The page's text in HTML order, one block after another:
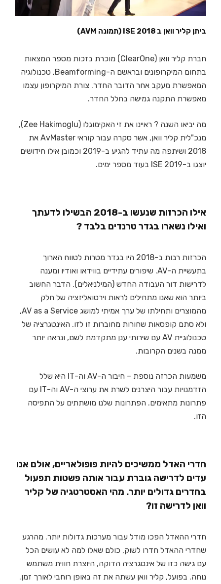
ביתן קליר וואן ב ISE 2018 (תמונה AVM)
חברת קליר וואן (ClearOne) מוכרת בזכות מספר המצאות
בתחום המיקרופונים ובראשם ה-Beamforming, טכנולוגיה
המאפשרת מעקב אחר הדובר החדר. צורת המיקרופון עצמו
מאפשרת התקנה גמישה בחלל החדר.
מה יביאו השנה ? ראיינו את זי האקימוגלו (Zee Hakimoglu),
מנכ"לית קליר וואן, אשר סקרה עבור קוראי AvMaster את
2018 ושיתפה מה עתיד להגיע ב-2019 וכמובן אילו חידושים
יוצגו ב-ISE 2019 בעוד מספר ימים.
אילו הכרזות שנעשו ב-2018 הבשילו לדעתך
ואילו נשארו בגדר טרנדים בלבד ?
הכרזות רבות ב-2018 היו בגדר מטרות לטווח הארוך
בתעשיית ה-AV. שיפורים עתידיים בווידאו ואודיו ומענה
לדרישות דור העבודה החדש (המילניאלים). הדבר החשוב
ביותר הוא שאנו מתחילים לראות וירטואליזציה של חלק
מהמוצרים ותחילתו של ערך אמיתי למושג AV as a Service,
ולא סתם קופסאות שחורות מחוברות זו לזו. האינטגרציה של
טכנולוגיית AV עם שירותי ענן מתקדמת לשם, ונראה יותר
ממנה בשנים הקרובות.
משמעות הכרזה נוספת – חיבור ה-AV וה-IT היא שלל
הזדמנויות עבור היצרנים לשרת את ערוצי ה-AV וה-IT עם
פתרונות מתאימים. הפתרונות שלנו מושתתים על התפיסה
הזו.
חדרי האדל ממשיכים להיות פופולאריים, אולם אנו
עדים לדרישה גוברת עבור אותה פשטות תפעול
בחדרים גדולים יותר. מהי האסטרטגיה של קליר
וואן לדרישה זו?
חדרי ההאדל הפכו מודל עבור מערכות גדולות יותר. מהרגע
שחדרי ההאדל חדרו לשוק, כולם שאלו למה לא עושים הכל
עם גישה כזו של אינטגרציה הדוקה, היוצרת חווית משתמש
נוחה. בפועל, קליר וואן עשתה את זה באופן רוחבי לאורך זמן.